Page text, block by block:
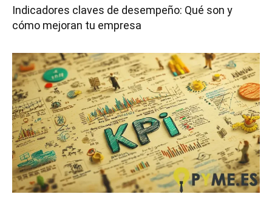
Indicadores claves de desempeño: Qué son y
cómo mejoran tu empresa